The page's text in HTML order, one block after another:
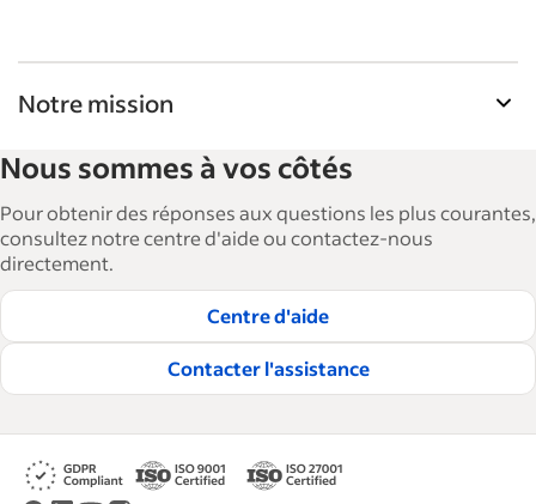
Notre mission
employeurs d'Indeed aide les entreprises à
agrandir et à gérer leurs effectifs. Avec plus de 15
000 articles en 6 langues, nous proposons des
conseils, des guides détaillés et des bonnes
pratiques visant à aider les entreprises à
embaucher et à fidéliser les talents.
Lire nos règles éditoriales
Nous sommes à vos côtés
Pour obtenir des réponses aux questions les plus courantes,
consultez notre centre d'aide ou contactez-nous
directement.
Centre d'aide
Contacter l'assistance